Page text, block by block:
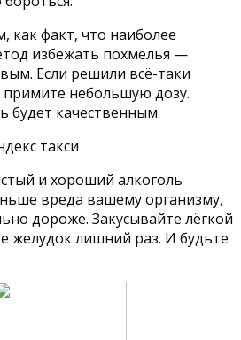
как факт, что наиболее
избежать похмелья —
Если решили всё-таки
примите небольшую дозу.
будет качественным.
такси
и хороший алкоголь
вреда вашему организму,
дороже. Закусывайте лёгкой
желудок лишний раз. И будьте